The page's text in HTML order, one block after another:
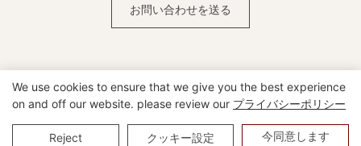
お問い合わせを送る
Copyright©2025 Heshan Yumeya Furniture Co.、Ltd | サイト
マップ
We use cookies to ensure that we give you the best experience
on and off our website. please review our プライバシーポリシー
Reject クッキー設定 今同意します